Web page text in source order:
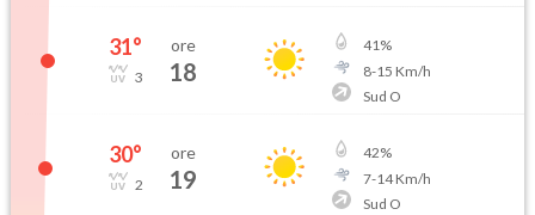
31°
3
ore
18
41%
8-15 Km/h
Sud O
30°
2
ore
19
42%
7-14Km/h
Sud O